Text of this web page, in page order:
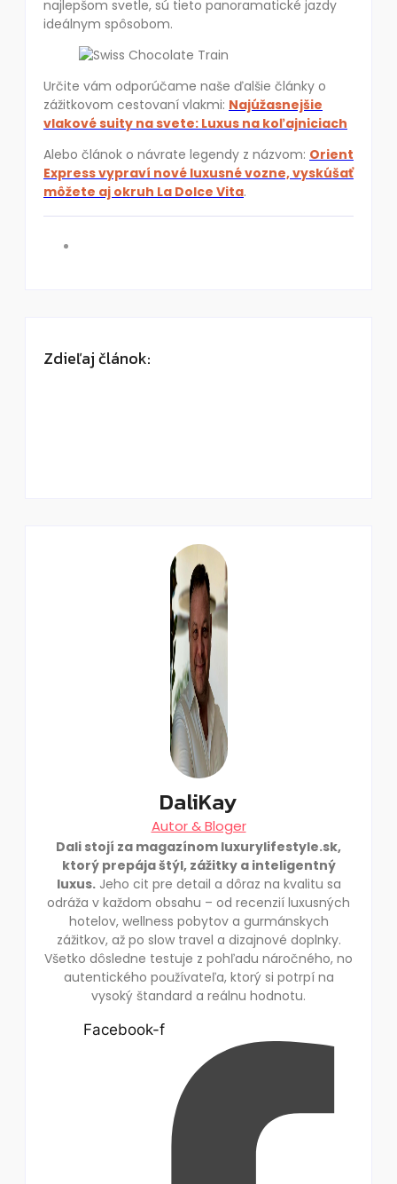
najlepšom svetle, sú tieto panoramatické jazdy
ideálnym spôsobom.
Určite vám odporúčame naše ďalšie články o
zážitkovom cestovaní vlakmi: Najúžasnejšie
vlakové suity na svete: Luxus na koľajniciach
Alebo článok o návrate legendy z názvom: Orient
Express vypraví nové luxusné vozne, vyskúšať
môžete aj okruh La Dolce Vita.
Zdieľaj článok:
DaliKay
Autor & Bloger
Dali stojí za magazínom luxurylifestyle.sk,
ktorý prepája štýl, zážitky a inteligentný
luxus.Jeho cit pre detail a dôraz na kvalitu sa
odráža v každom obsahu – od recenzií luxusných
hotelov, wellness pobytov a gurmánskych
zážitkov, až po slow travel a dizajnové doplnky.
Všetko dôsledne testuje z pohľadu náročného, no
autentického používateľa, ktorý si potrpí na
vysoký štandard a reálnu hodnotu.
Facebook-f